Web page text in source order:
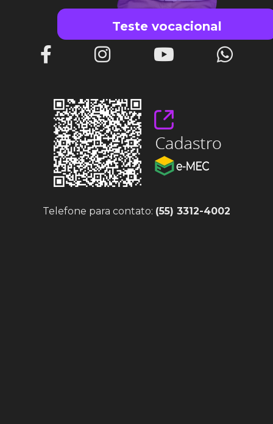
Teste vocacional
Telefone para contato: (55) 3312-4002